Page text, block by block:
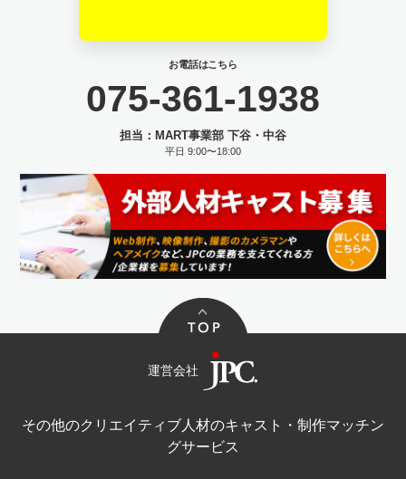
お電話はこちら
075-361-1938
担当：MART事業部 下谷・中谷
平日 9:00〜18:00
運営会社
その他のクリエイティブ人材のキャスト・制作マッチン
グサービス